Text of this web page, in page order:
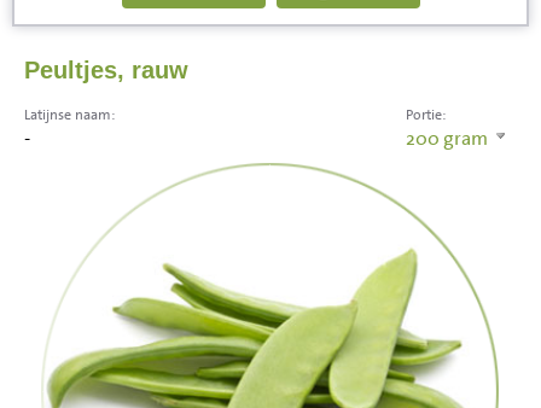
Peultjes, rauw
Portie:
200 gram
Latijnse naam:
-